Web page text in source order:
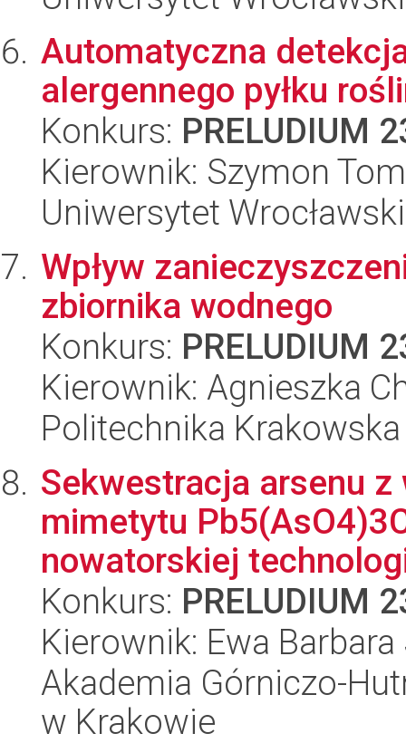
Automatyczna
alergennego pyłku
Konkurs: PRELUDIUM
Kierownik: Szymon
Uniwersytet Wrocławski
Wpływ
zbiornika wodnego
Konkurs: PRELUDIUM
Kierownik: Agnieszka
Politechnika
Sekwestracja arsenu
mimetytu
nowatorskiej
Konkurs: PRELUDIUM
Kierownik: Ewa
Akademia Górniczo-
w Krakowie